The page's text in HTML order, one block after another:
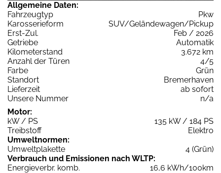
Allgemeine Daten:
Fahrzeugtyp
Pkw
Karosserieform
SUV/Geländewagen/Pickup
Erst-Zul.
Feb / 2026
Getriebe
Automatik
Kilometerstand
3.672 km
Anzahl der Türen
4/5
Farbe
Grün
Standort
Bremerhaven
Lieferzeit
ab sofort
Unsere Nummer
n/a
Motor:
kW / PS
135 kW / 184 PS
Treibstoff
Elektro
Umweltnormen:
Umweltplakette
4 (Grün)
Verbrauch und Emissionen nach WLTP:
Energieverbr. komb.
16,6 kWh/100km